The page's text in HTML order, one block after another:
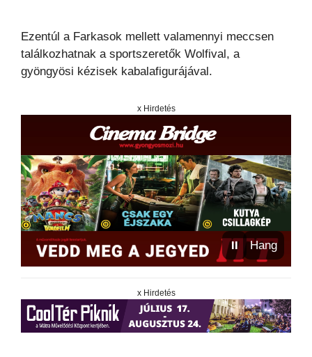
Ezentúl a Farkasok mellett valamennyi meccsen
találkozhatnak a sportszeretők Wolfival, a
gyöngyösi kézisek kabalafigurájával.
x Hirdetés
⏸ Hang
x Hirdetés